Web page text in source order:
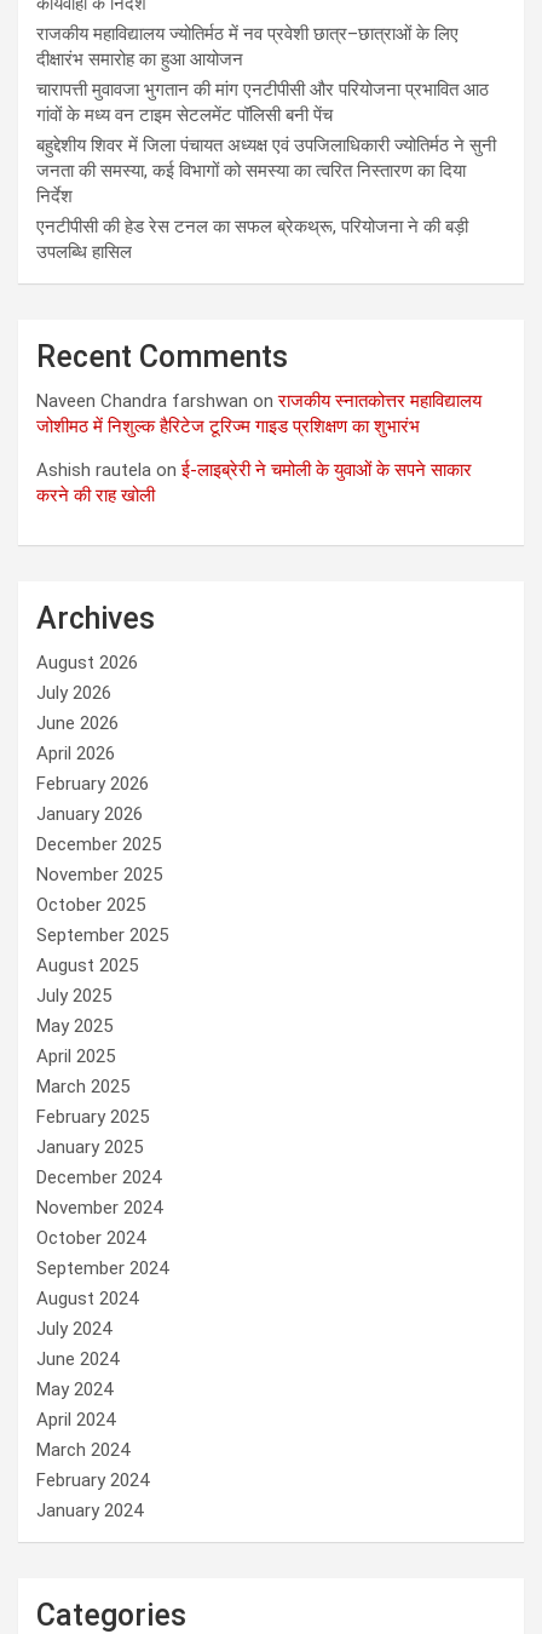
राजकीय महाविद्यालय ज्योतिर्मठ में नव प्रवेशी छात्र–छात्राओं के लिए
दीक्षारंभ समारोह का हुआ आयोजन
चारापत्ती मुवावजा भुगतान की मांग एनटीपीसी और परियोजना प्रभावित आठ
गांवों के मध्य वन टाइम सेटलमेंट पॉलिसी बनी पेंच
बहुद्देशीय शिवर में जिला पंचायत अध्यक्ष एवं उपजिलाधिकारी ज्योतिर्मठ ने सुनी
जनता की समस्या, कई विभागों को समस्या का त्वरित निस्तारण का दिया
निर्देश
एनटीपीसी की हेड रेस टनल का सफल ब्रेकथ्रू, परियोजना ने की बड़ी
उपलब्धि हासिल
Recent Comments
Naveen Chandra farshwan onराजकीय स्नातकोत्तर महाविद्यालय
जोशीमठ में निशुल्क हैरिटेज टूरिज्म गाइड प्रशिक्षण का शुभारंभ
Ashish rautela onई-लाइब्रेरी ने चमोली के युवाओं के सपने साकार
करने की राह खोली
Archives
August 2026
July 2026
June 2026
April 2026
February 2026
January 2026
December 2025
November 2025
October 2025
September 2025
August 2025
July 2025
May 2025
April 2025
March 2025
February 2025
January 2025
December 2024
November 2024
October 2024
September 2024
August 2024
July 2024
June 2024
May 2024
April 2024
March 2024
February 2024
January 2024
Categories